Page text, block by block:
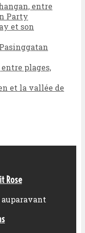
entre
Party
et son
plages,
et la vallée de
Rose
auparavant